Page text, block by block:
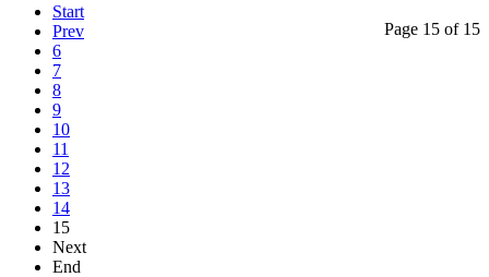
Page 15 of 15
Start
Prev
6
7
8
9
10
11
12
13
14
15
Next
End